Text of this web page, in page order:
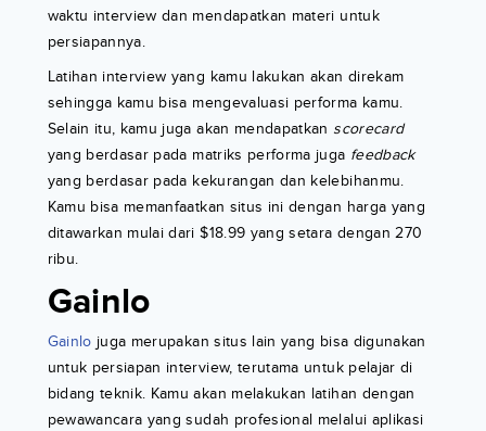
waktu interview dan mendapatkan materi untuk
persiapannya.
Latihan interview yang kamu lakukan akan direkam
sehingga kamu bisa mengevaluasi performa kamu.
Selain itu, kamu juga akan mendapatkan scorecard
yang berdasar pada matriks performa juga feedback
yang berdasar pada kekurangan dan kelebihanmu.
Kamu bisa memanfaatkan situs ini dengan harga yang
ditawarkan mulai dari $18.99 yang setara dengan 270
ribu.
Gainlo
Gainlo juga merupakan situs lain yang bisa digunakan
untuk persiapan interview, terutama untuk pelajar di
bidang teknik. Kamu akan melakukan latihan dengan
pewawancara yang sudah profesional melalui aplikasi